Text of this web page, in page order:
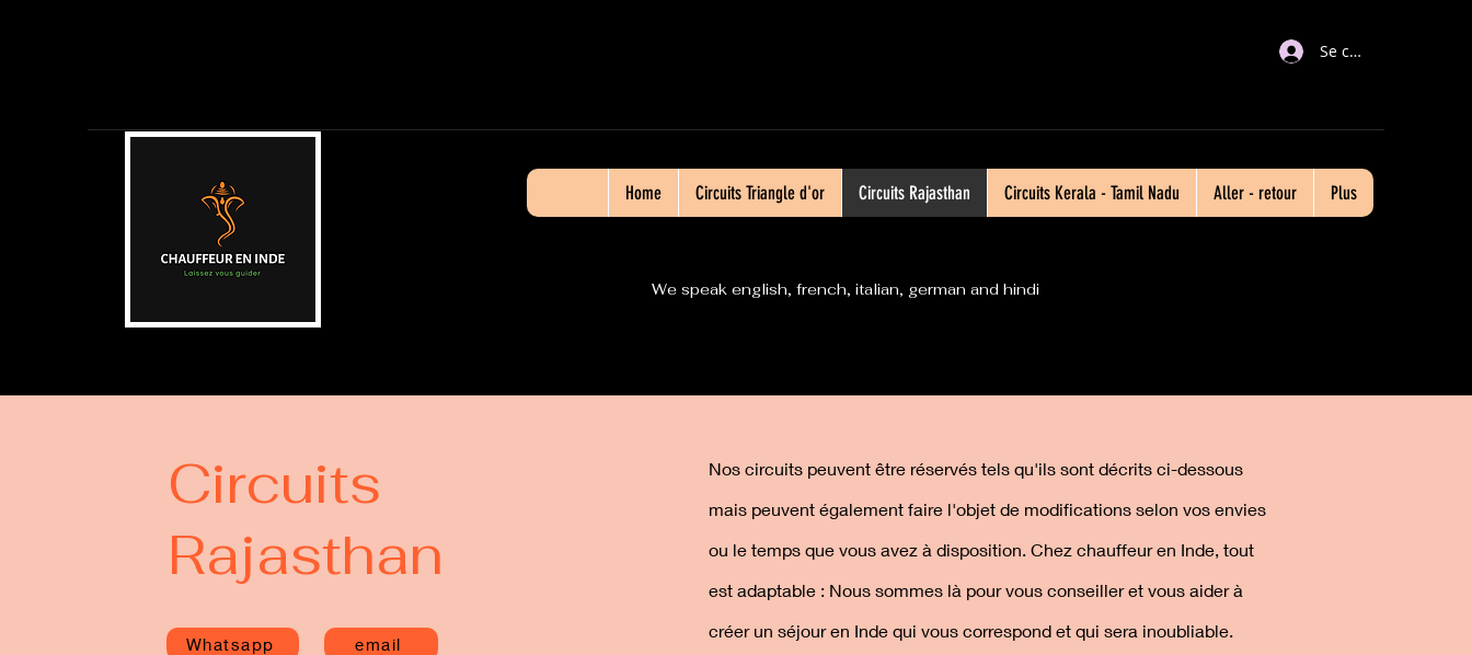
Se connecter
Home Circuits Triangle d'or Circuits Rajasthan Circuits Kerala - Tamil Nadu Aller - retour Plus
We speak english, french, italian, german and hindi
Circuits
Rajasthan
Whatsapp email
Nos circuits peuvent être réservés tels qu'ils sont décrits ci-dessous
mais peuvent également faire l'objet de modifications selon vos envies
ou le temps que vous avez à disposition. Chez chauffeur en Inde, tout
est adaptable : Nous sommes là pour vous conseiller et vous aider à
créer un séjour en Inde qui vous correspond et qui sera inoubliable.